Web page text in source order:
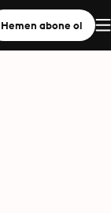
Hemen abone ol